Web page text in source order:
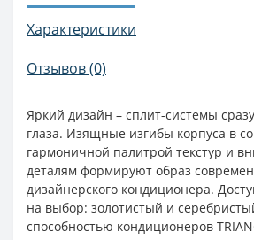
Характеристики
Отзывов (0)
Яркий дизайн – сплит-системы
глаза. Изящные изгибы корпуса в
гармоничной палитрой текстур и
деталям формируют образ
дизайнерского кондиционера.
на выбор: золотистый и
способностью кондиционеров